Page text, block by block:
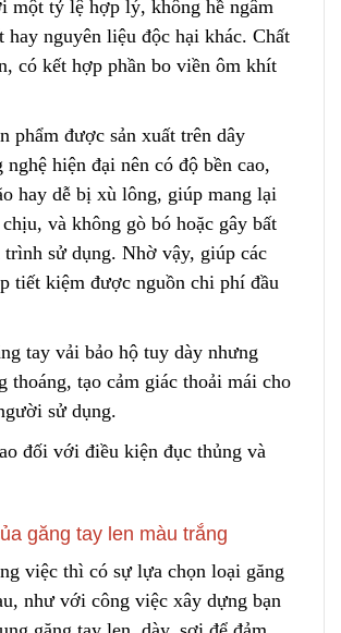
một tỷ lệ hợp lý, không hề ngâm
hay nguyên liệu độc hại khác. Chất
có kết hợp phần bo viền ôm khít
phẩm được sản xuất trên dây
nghệ hiện đại nên có độ bền cao,
hay dễ bị xù lông, giúp mang lại
và không gò bó hoặc gây bất
trình sử dụng. Nhờ vậy, giúp các
tiết kiệm được nguồn chi phí đầu
tay vải bảo hộ tuy dày nhưng
thoáng, tạo cảm giác thoải mái cho
sử dụng.
đối với điều kiện đục thủng và
găng tay len màu trắng
việc thì có sự lựa chọn loại găng
như với công việc xây dựng bạn